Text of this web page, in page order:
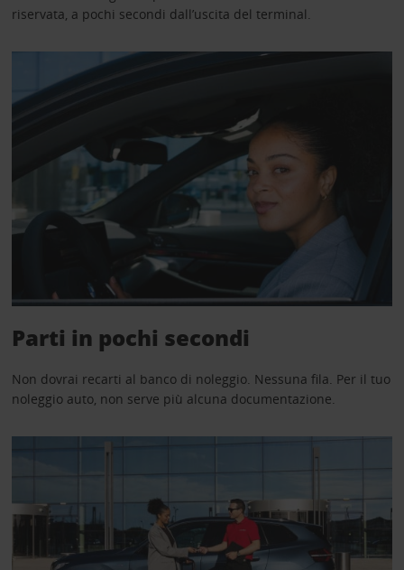
riservata, a pochi secondi dall’uscita del terminal.
Parti in pochi secondi
Non dovrai recarti al banco di noleggio. Nessuna fila. Per il tuo
noleggio auto, non serve più alcuna documentazione.